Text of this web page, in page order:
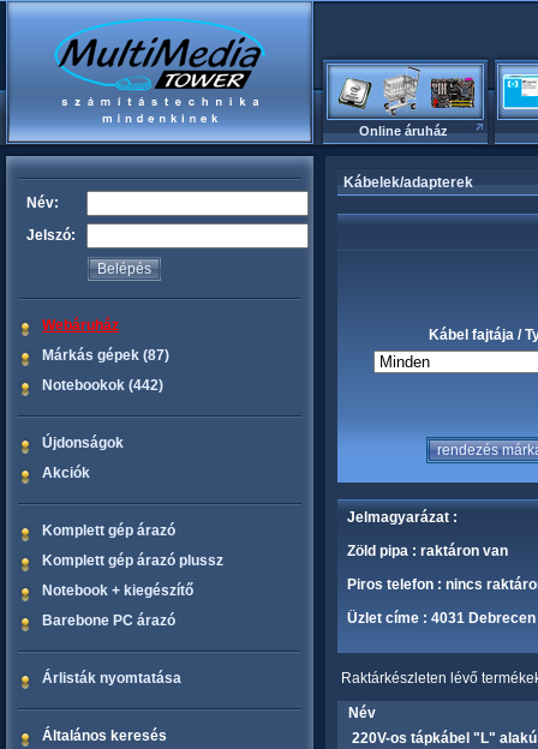
Online áruház
Név:
Jelszó:
Webáruház
Márkás gépek (87)
Notebookok (442)
Újdonságok
Akciók
Komplett gép árazó
Komplett gép árazó plussz
Notebook + kiegészítő
Barebone PC árazó
Árlisták nyomtatása
Általános keresés
Kábelek/adapterek
Kábel fajtája /
Jelmagyarázat :
Zöld pipa : raktáron van
Piros telefon : nincs
Üzlet címe : 4031
Raktárkészleten lévő
Név
220V-os tápkábel "L"